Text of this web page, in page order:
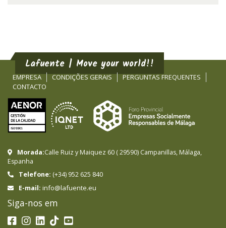
Lafuente | Move your world!!
EMPRESA CONDIÇÕES GERAIS
PERGUNTAS FREQUENTES
CONTACTO
Morada:Calle Ruiz y Maiquez 60 (29590) Campanillas, Málaga,
Espanha
Telefone: (+34) 952 625 840
E-mail: info@lafuente.eu
Siga-nos em